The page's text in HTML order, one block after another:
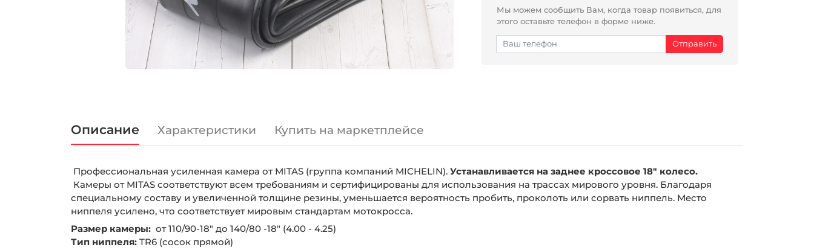
Мы можем сообщить Вам, когда товар появиться, для
этого оставьте телефон в форме ниже.
Описание Характеристики Купить на маркетплейсе
Профессиональная усиленная камера от MITAS (группа компаний MICHELIN). Устанавливается на заднее кроссовое 18" колесо.
Камеры от MITAS соответствуют всем требованиям и сертифицированы для использования на трассах мирового уровня. Благодаря
специальному составу и увеличенной толщине резины, уменьшается вероятность пробить, проколоть или сорвать ниппель. Место
ниппеля усилено, что соответствует мировым стандартам мотокросса.
Размер камеры: от 110/90-18" до 140/80 -18" (4.00 - 4.25)
Тип ниппеля: TR6 (сосок прямой)